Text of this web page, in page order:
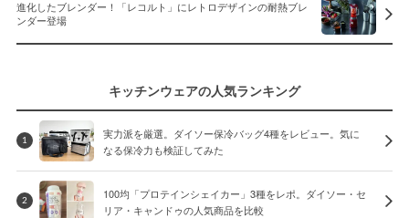
進化したブレンダー！「レコルト」にレトロデザインの耐熱ブレ
ンダー登場
キッチンウェアの人気ランキング
1
実力派を厳選。ダイソー保冷バッグ4種をレビュー。気に
なる保冷力も検証してみた
2
100均「プロテインシェイカー」3種をレポ。ダイソー・セ
リア・キャンドゥの人気商品を比較